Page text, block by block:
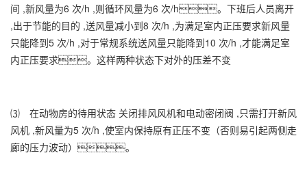
间 ,新风量为6 次/h ,则循环风量为6 次/h。下班后人员离开
,出于节能的目的 ,送风量减小到8 次/h ,为满足室内正压要求新风量
只能降到5 次/h ,对于常规系统送风量只能降到10 次/h ,才能满足室
内正压要求。这样两种状态下对外的压差不变
⑶ 在动物房的待用状态 关闭排风风机和电动密闭阀 ,只需打开新风
风机 ,新风量为5 次/h ,使室内保持原有正压不变（否则易引起两侧走
廊的压力波动）。